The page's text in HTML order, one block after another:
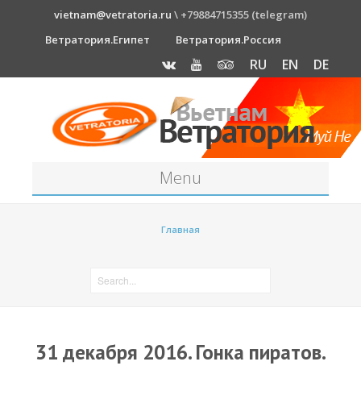
vietnam@vetratoria.ru \ +79884715355 (telegram)
Ветратория.Египет
Ветратория.Россия
RU EN DE
Menu
Главная
31 декабря 2016. Гонка пиратов.